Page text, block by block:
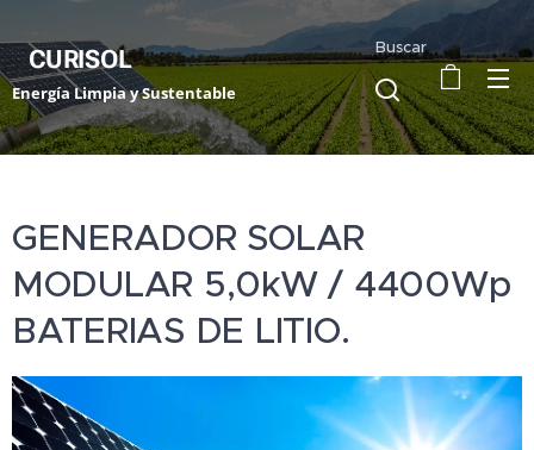
CURISOL
Energía Limpia y Sustentable
Buscar
GENERADOR SOLAR
MODULAR 5,0kW / 4400Wp
BATERIAS DE LITIO.